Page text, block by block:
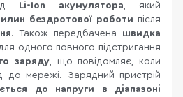
Li-Ion акумулятора, який
бездротової роботи після
. Також передбачена швидка
одного повного підстригання
заряду, що повідомляє, коли
до мережі. Зарядний пристрій
до напруги в діапазоні